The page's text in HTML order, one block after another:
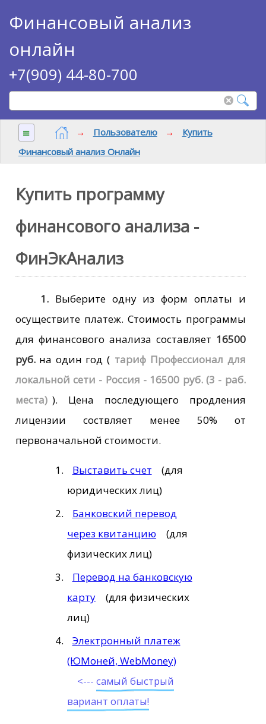
Финансовый анализ
онлайн
+7(909) 44-80-700
≡ → Пользователю →
Купить
Финансовый анализ Онлайн
Купить программу
финансового анализа -
ФинЭкАнализ
1. Выберите одну из форм оплаты и
осуществите платеж. Стоимость программы
для финансового анализа составляет 16500
руб. на один год ( тариф Профессионал для
локальной сети - Россия - 16500 руб. (3 - раб.
места) ). Цена последующего продления
лицензии соствляет менее 50% от
первоначальной стоимости.
Выставить счет
(для
юридических лиц)
Банковский перевод
через квитанцию
(для
физических лиц)
Перевод на банковскую
карту
(для физических
лиц)
Электронный платеж
(ЮМоней, WebMoney)
<--- самый быстрый
вариант оплаты!